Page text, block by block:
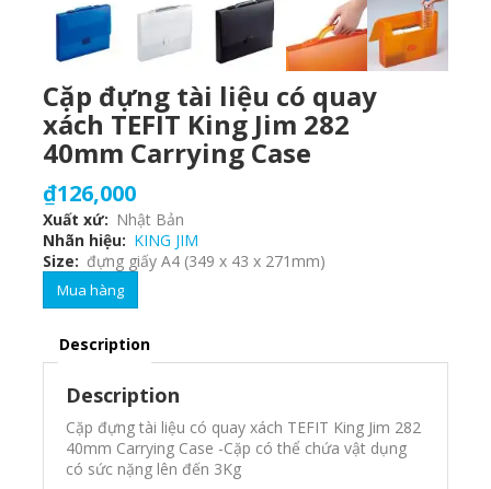
Cặp đựng tài liệu có quay
xách TEFIT King Jim 282
40mm Carrying Case
₫126,000
Xuất xứ
Nhật Bản
Nhãn hiệu
KING JIM
Size
đựng giấy A4 (349 x 43 x 271mm)
Mua hàng
Description
Description
Cặp đựng tài liệu có quay xách TEFIT King Jim 282
40mm Carrying Case -Cặp có thể chứa vật dụng
có sức nặng lên đến 3Kg